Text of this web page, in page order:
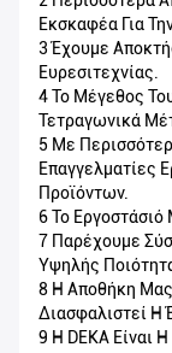
Εκσκαφέα Για
3 Έχουμε
Ευρεσιτεχνίας.
4 Το Μέγεθος
Τετραγωνικά
5 Με
Επαγγελματίες
Προϊόντων.
6 Το Εργοστάσιό
7 Παρέχουμε
Υψηλής
8 Η Αποθήκη
Διασφαλιστεί Η
9 Η DEKA Είναι